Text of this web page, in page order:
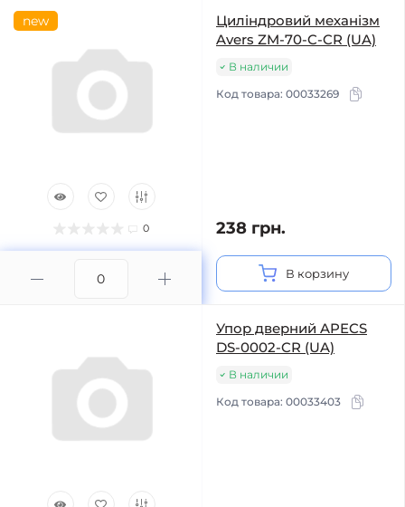
new
0
Циліндровий механізм
Avers ZM-70-C-CR (UA)
В наличии
Код товара: 00033269
238 грн.
В корзину
Упор дверний APECS
DS-0002-CR (UA)
В наличии
Код товара: 00033403